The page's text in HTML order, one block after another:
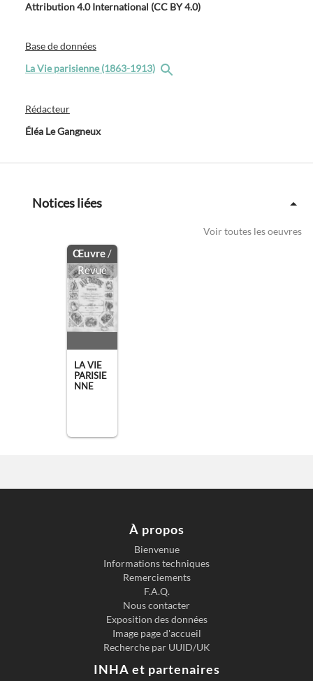
Attribution 4.0 International (CC BY 4.0)
Base de données
La Vie parisienne (1863-1913)
Rédacteur
Éléa Le Gangneux
Notices liées
Voir toutes les oeuvres
Œuvre /
Revue
LA VIE
PARISIE
NNE
À propos
Bienvenue
Informations techniques
Remerciements
F.A.Q.
Nous contacter
Exposition des données
Image page d'accueil
Recherche par UUID/UK
INHA et partenaires